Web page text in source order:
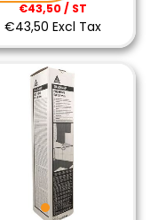
€43,50 / ST
€43,50 Excl Tax